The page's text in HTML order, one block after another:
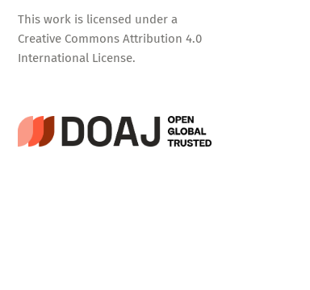
This work is licensed under a
Creative Commons Attribution 4.0
International License.